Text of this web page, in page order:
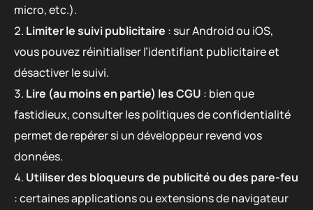
micro, etc.).
Limiter le suivi publicitaire : sur Android ou iOS,
vous pouvez réinitialiser l’identifiant publicitaire et
désactiver le suivi.
Lire (au moins en partie) les CGU : bien que
fastidieux, consulter les politiques de confidentialité
permet de repérer si un développeur revend vos
données.
Utiliser des bloqueurs de publicité ou des pare-feu
: certaines applications ou extensions de navigateur